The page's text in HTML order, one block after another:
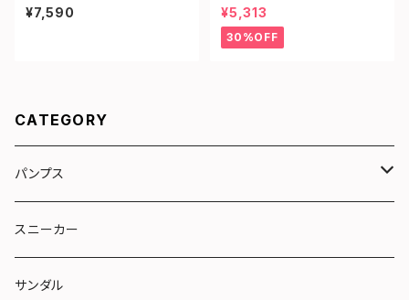
¥7,590 ¥5,313
30%OFF
CATEGORY
パンプス
リボン
トラッド
スニーカー
サンダル